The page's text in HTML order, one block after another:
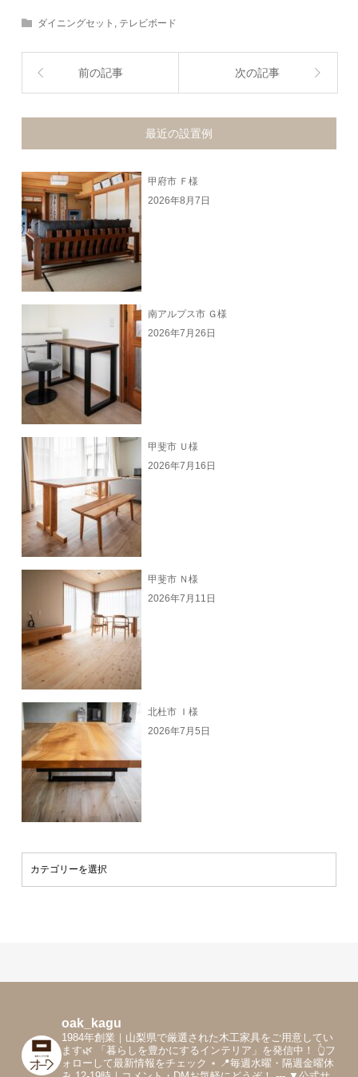
ダイニングセット テレビボード
前の記事 次の記事
最近の設置例
甲府市 Ｆ様
2026年8月7日
南アルプス市 Ｇ様
2026年7月26日
甲斐市 Ｕ様
2026年7月16日
甲斐市 Ｎ様
2026年7月11日
北杜市 Ｉ様
2026年7月5日
oak_kagu
1984年創業｜山梨県で厳選された木工家具をご用意してい
ます🌿 「暮らしを豊かにするインテリア」を発信中！
👆フ
ォローして最新情報をチェック ⋆ 📍毎週水曜・隔週金曜休